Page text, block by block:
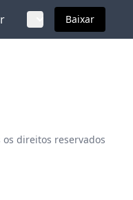
Baixar
os direitos reservados